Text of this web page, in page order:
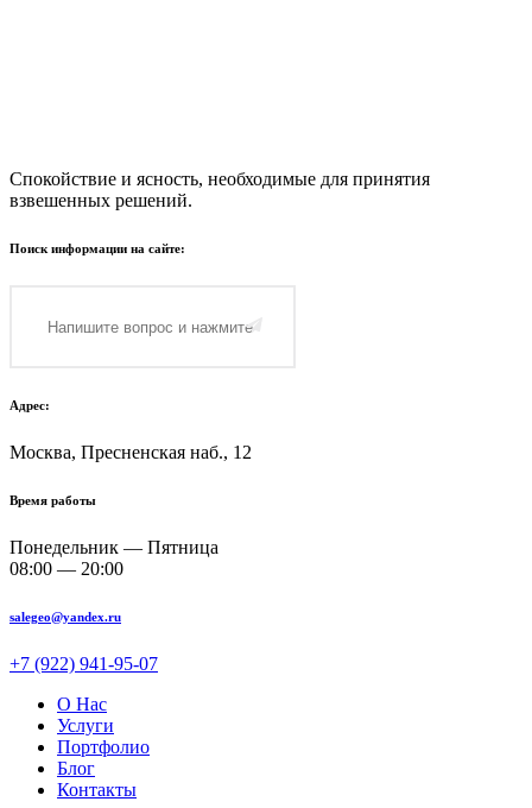
Спокойствие и ясность, необходимые для принятия
взвешенных решений.
Поиск информации на сайте:
Адрес:
Москва, Пресненская наб., 12
Время работы
Понедельник — Пятница
08:00 — 20:00
salegeo@yandex.ru
+7 (922) 941-95-07
О Нас
Услуги
Портфолио
Блог
Контакты